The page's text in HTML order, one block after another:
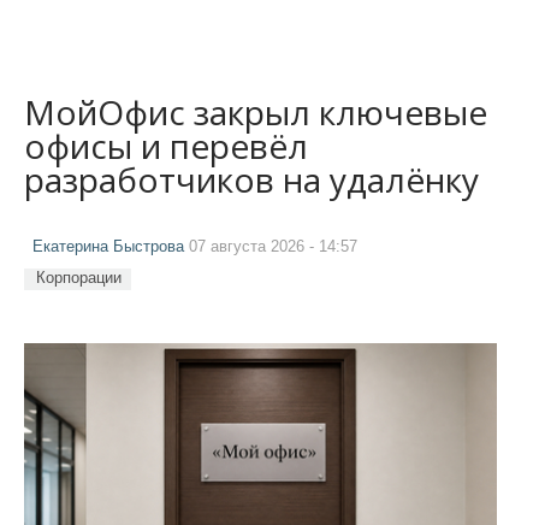
МойОфис закрыл ключевые
офисы и перевёл
разработчиков на удалёнку
Екатерина Быстрова 07 августа 2026 - 14:57
Корпорации